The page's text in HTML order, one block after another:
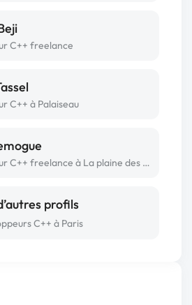
C++ freelance
C++ à Palaiseau
Développeur C++ freelance à La plaine des cafres
profils
C++ à Paris